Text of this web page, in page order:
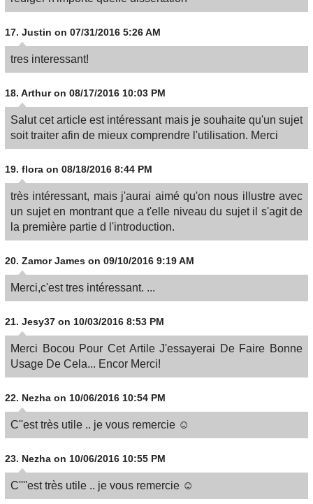
17. Justin on 07/31/2016 5:26 AM
tres interessant!
18. Arthuron 08/17/2016 10:03 PM
Salut cet article est intéressant mais je souhaite qu'un sujet
soit traiter afin de mieux comprendre l'utilisation. Merci
19. flora on 08/18/2016 8:44 PM
très intéressant, mais j'aurai aimé qu'on nous illustre avec
un sujet en montrant que a t'elle niveau du sujet il s'agit de
la première partie d l'introduction.
20. Zamor James on 09/10/2016 9:19 AM
Merci,c'est tres intéressant. ...
21. Jesy37 on 10/03/2016 8:53 PM
Merci Bocou Pour Cet Artile J'essayerai De Faire Bonne
Usage De Cela... Encor Merci!
22. Nezha on 10/06/2016 10:54 PM
C''est très utile .. je vous remercie ☺
23. Nezha on 10/06/2016 10:55 PM
C''''est très utile .. je vous remercie ☺